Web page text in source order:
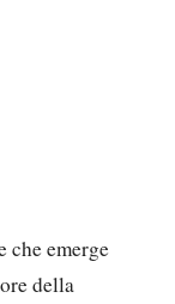
che emerge
della